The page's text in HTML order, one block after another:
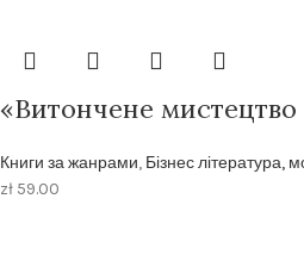
«Витончене мистецтво
Книги за жанрами, Бізнес література,
zł 59.00